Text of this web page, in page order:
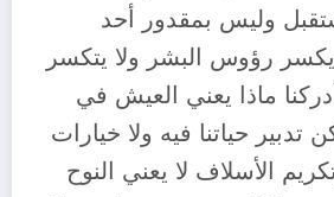
وليس بمقدور أحد
يكسر رؤوس البشر ولا يتكسر
ماذا يعني العيش في
تدبير حياتنا فيه ولا خيارات
الأسلاف لا يعني النوح